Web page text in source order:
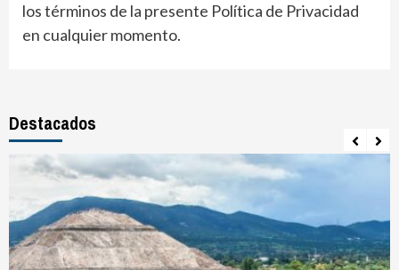
los términos de la presente Política de Privacidad
en cualquier momento.
Destacados